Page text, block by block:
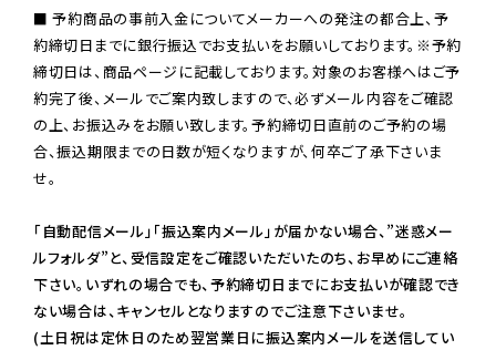
■ 予約商品の事前入金についてメーカーへの発注の都合上、予
約締切日までに銀行振込でお支払いをお願いしております。※予約
締切日は、商品ページに記載しております。対象のお客様へはご予
約完了後、メールでご案内致しますので、必ずメール内容をご確認
の上、お振込みをお願い致します。予約締切日直前のご予約の場
合、振込期限までの日数が短くなりますが、何卒ご了承下さいま
せ。
「自動配信メール」「振込案内メール」が届かない場合、”迷惑メー
ルフォルダ”と、受信設定をご確認いただいたのち、お早めにご連絡
下さい。いずれの場合でも、予約締切日までにお支払いが確認でき
ない場合は、キャンセルとなりますのでご注意下さいませ。
(土日祝は定休日のため翌営業日に振込案内メールを送信してい